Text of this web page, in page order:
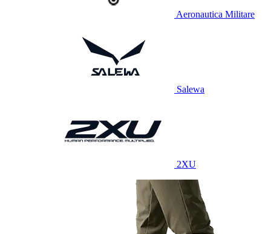
Aeronautica Militare
Salewa
2XU